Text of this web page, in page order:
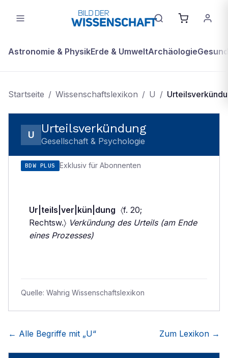
Astronomie & PhysikErde & UmweltArchäologie
Startseite / Wissenschaftslexikon / U /
U Urteilsverkündung
Gesellschaft & Psychologie
BDW PLUS Exklusiv für Abonnenten
Ur|teils|ver|kün|dung 〈f. 20;
Rechtsw.〉 Verkündung des Urteils (am Ende
eines Prozesses)
Quelle: Wahrig Wissenschaftslexikon
← Alle Begriffe mit „U“ Zum Lexikon →